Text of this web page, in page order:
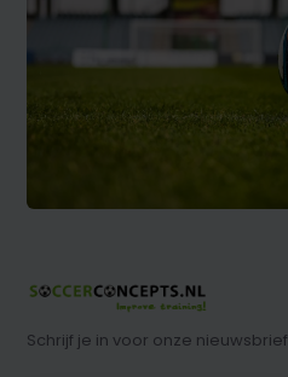
Schrijf je in voor onze nieuwsbrief